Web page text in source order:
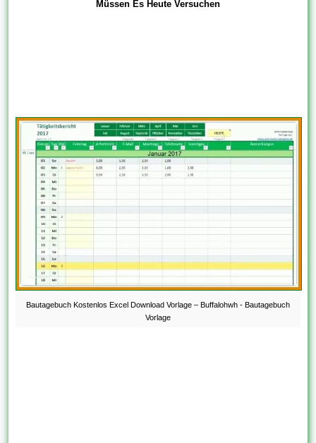
Müssen Es Heute Versuchen
Bautagebuch Kostenlos Excel Download Vorlage – Buffalohwh - Bautagebuch
Vorlage